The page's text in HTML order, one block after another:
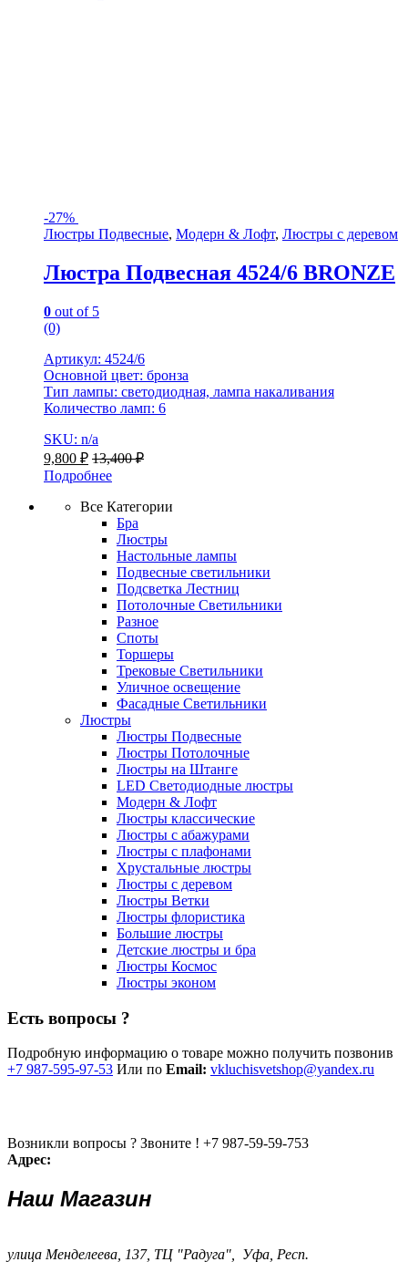
-27%
Люстры Подвесные, Модерн & Лофт, Люстры с деревом
Люстра Подвесная 4524/6 BRONZE
0 out of 5
(0)
Артикул: 4524/6
Основной цвет: бронза
Тип лампы: светодиодная, лампа накаливания
Количество ламп: 6
SKU: n/a
9,800 ₽ 13,400₽
Подробнее
Все Категории
Бра
Люстры
Настольные лампы
Подвесные светильники
Подсветка Лестниц
Потолочные Светильники
Разное
Споты
Торшеры
Трековые Светильники
Уличное освещение
Фасадные Светильники
Люстры
Люстры Подвесные
Люстры Потолочные
Люстры на Штанге
LED Светодиодные люстры
Модерн & Лофт
Люстры классические
Люстры с абажурами
Люстры с плафонами
Хрустальные люстры
Люстры с деревом
Люстры Ветки
Люстры флористика
Большие люстры
Детские люстры и бра
Люстры Космос
Люстры эконом
Есть вопросы ?
Подробную информацию о товаре можно получить позвонив
+7 987-595-97-53 Или по Email: vkluchisvetshop@yandex.ru
Возникли вопросы ? Звоните ! +7 987-59-59-753
Адрес:
Наш Магазин
улица Менделеева, 137, ТЦ "Радуга", Уфа, Респ.